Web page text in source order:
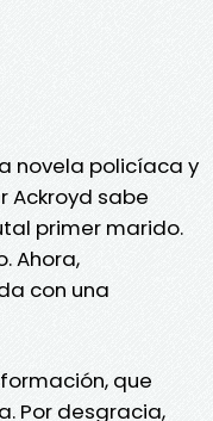
novela policíaca y
Ackroyd sabe
primer marido.
Ahora,
con una
que
Por desgracia,